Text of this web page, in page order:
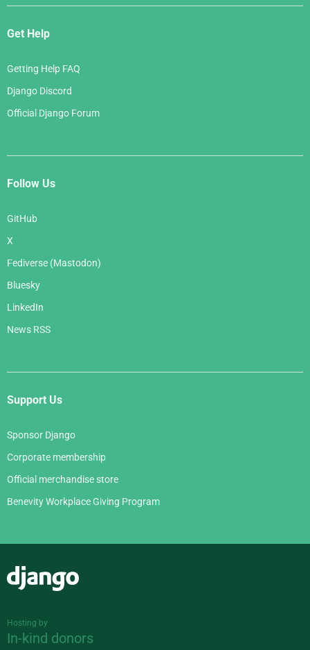
Get Help
Getting Help FAQ
Django Discord
Official Django Forum
Follow Us
GitHub
X
Fediverse (Mastodon)
Bluesky
LinkedIn
News RSS
Support Us
Sponsor Django
Corporate membership
Official merchandise store
Benevity Workplace Giving Program
Hosting by
In-kind donors